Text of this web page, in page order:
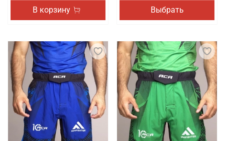
В корзину Выбрать